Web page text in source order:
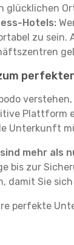
glücklichen
Hotels:
zu sein.
Plattform
Unterkunft
mehr als
bis zur
damit Sie
perfekte